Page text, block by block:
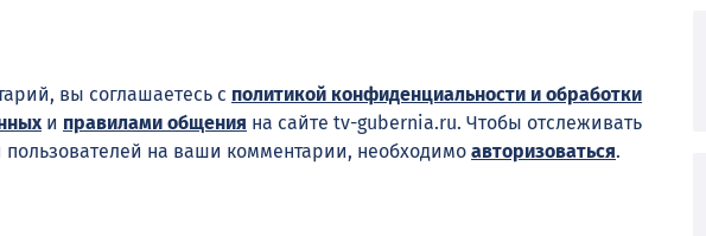
вы соглашаетесь с политикой конфиденциальности и обработки
и правилами общения на сайте tv-gubernia.ru. Чтобы отслеживать
пользователей на ваши комментарии, необходимо авторизоваться.